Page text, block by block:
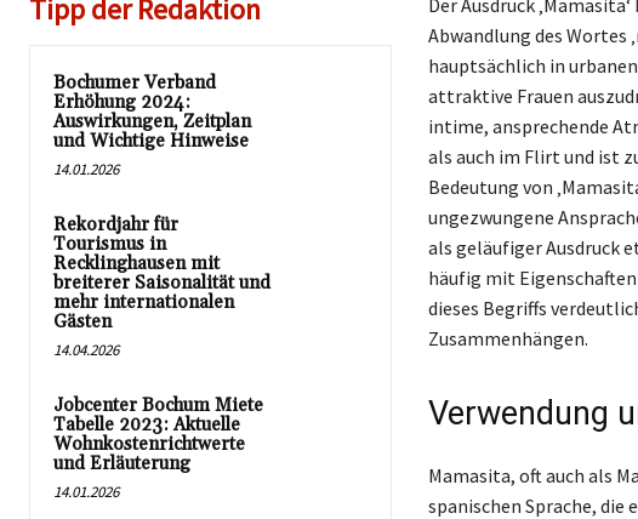
Tipp der Redaktion
Bochumer Verband
Erhöhung 2024:
Auswirkungen, Zeitplan
und Wichtige Hinweise
14.01.2026
Rekordjahr für
Tourismus in
Recklinghausen mit
breiterer Saisonalität und
mehr internationalen
Gästen
14.04.2026
Jobcenter Bochum Miete
Tabelle 2023: Aktuelle
Wohnkostenrichtwerte
und Erläuterung
14.01.2026
Der Ausdruck
Abwandlung des Wortes
hauptsächlich in
attraktive Frauen
intime, ansprechende
als auch im Flirt und ist
Bedeutung von
ungezwungene
als geläufiger Ausdruck
häufig mit
dieses Begriffs
Zusammenhängen.
Verwendung
Mamasita, oft auch als
spanischen Sprache, die